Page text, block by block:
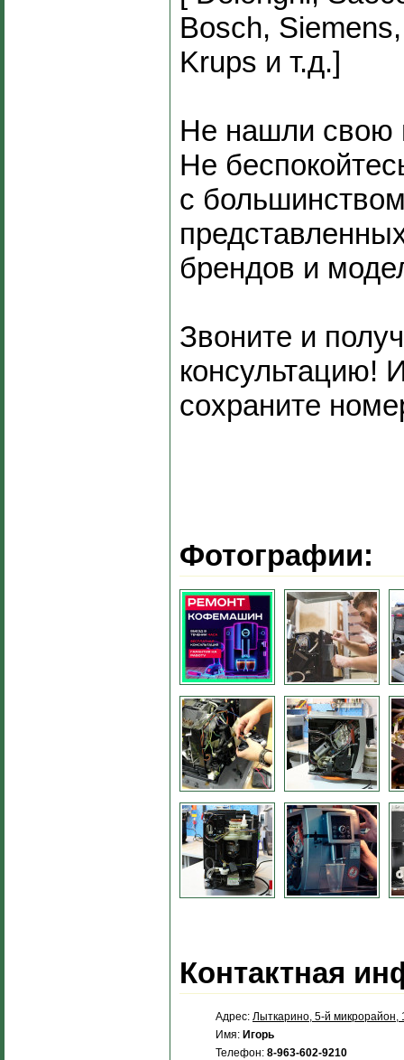
Bosch,
Krups и т.д.]
Не нашли свою
Не
с
брендов и
Звоните и
консультацию!
сохраните
Фотографии:
Контактная
Адрес: Лыткарино, 5-й микрорайон,
Имя: Игорь
Телефон: 8-963-602-9210